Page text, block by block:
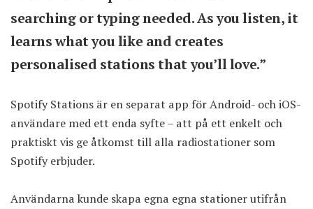
searching or typing needed. As you listen, it
learns what you like and creates
personalised stations that you’ll love.”
Spotify Stations är en separat app förAndroid- ochiOS-
användare med ett enda syfte – att på ett enkelt och
praktiskt vis ge åtkomst till alla radiostationer som
Spotify erbjuder.
Användarna kunde skapa egna egna stationer utifrån